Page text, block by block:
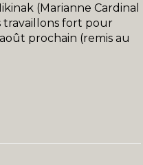
(Marianne Cardinal
travaillons fort pour
prochain (remis au